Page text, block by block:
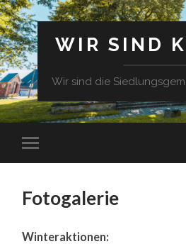
WIR SIND
Wir sind die
Fotogalerie
Winteraktionen: